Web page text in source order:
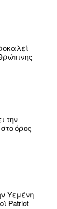
την
όρος
Υεμένη
Patriot